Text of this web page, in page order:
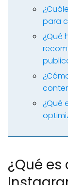
para
¿Qué
¿Qué
¿Qué